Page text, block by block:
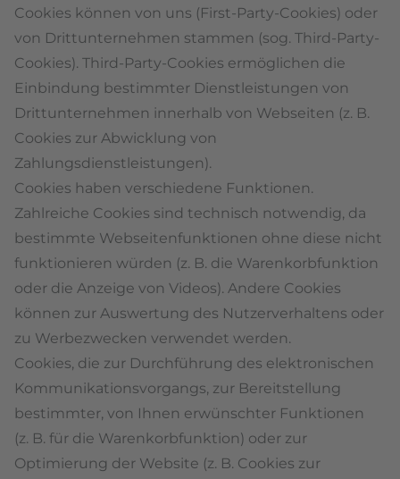
Cookies können von uns (First-Party-Cookies) oder
von Drittunternehmen stammen (sog. Third-Party-
Cookies). Third-Party-Cookies ermöglichen die
Einbindung bestimmter Dienstleistungen von
Drittunternehmen innerhalb von Webseiten (z. B.
Cookies zur Abwicklung von
Zahlungsdienstleistungen).
Cookies haben verschiedene Funktionen.
Zahlreiche Cookies sind technisch notwendig, da
bestimmte Webseitenfunktionen ohne diese nicht
funktionieren würden (z. B. die Warenkorbfunktion
oder die Anzeige von Videos). Andere Cookies
können zur Auswertung des Nutzerverhaltens oder
zu Werbezwecken verwendet werden.
Cookies, die zur Durchführung des elektronischen
Kommunikationsvorgangs, zur Bereitstellung
bestimmter, von Ihnen erwünschter Funktionen
(z. B. für die Warenkorbfunktion) oder zur
Optimierung der Website (z. B. Cookies zur